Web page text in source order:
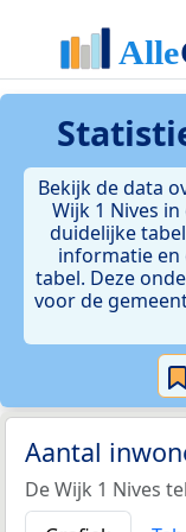
Bekijk de data
Wijk 1 Nives
duidelijke
informatie en
tabel. Deze
voor de
Aantal
De Wijk 1 Nives